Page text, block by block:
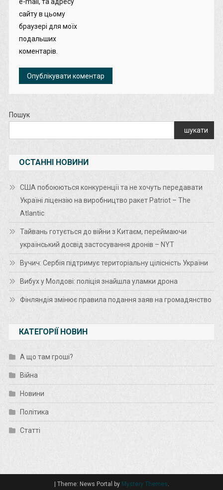
сайту в цьому
браузері для моїх
подальших
коментарів.
Пошук
шукати
ОСТАННІ НОВИНИ
США побоюються конкуренції та не хочуть передавати
Україні ліцензію на виробництво ракет Patriot – The
Atlantic
Тайвань готується до війни з Китаєм, переймаючи
український досвід застосування дронів – NYT
Вучич: Сербія підтримує територіальну цілісність України
Вибух у Молдові: поліція знайшла уламки дрона
Фінляндія змінює правила подання заяв на громадянство
КАТЕГОРІЇ НОВИН
А що там гроші?
Війна
Новини
Політика
Статті
| Theme: News Portal by Mystery Themes.